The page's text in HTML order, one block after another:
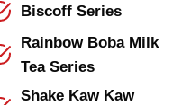
Biscoff Series
Rainbow Boba Milk
Tea Series
Shake Kaw Kaw